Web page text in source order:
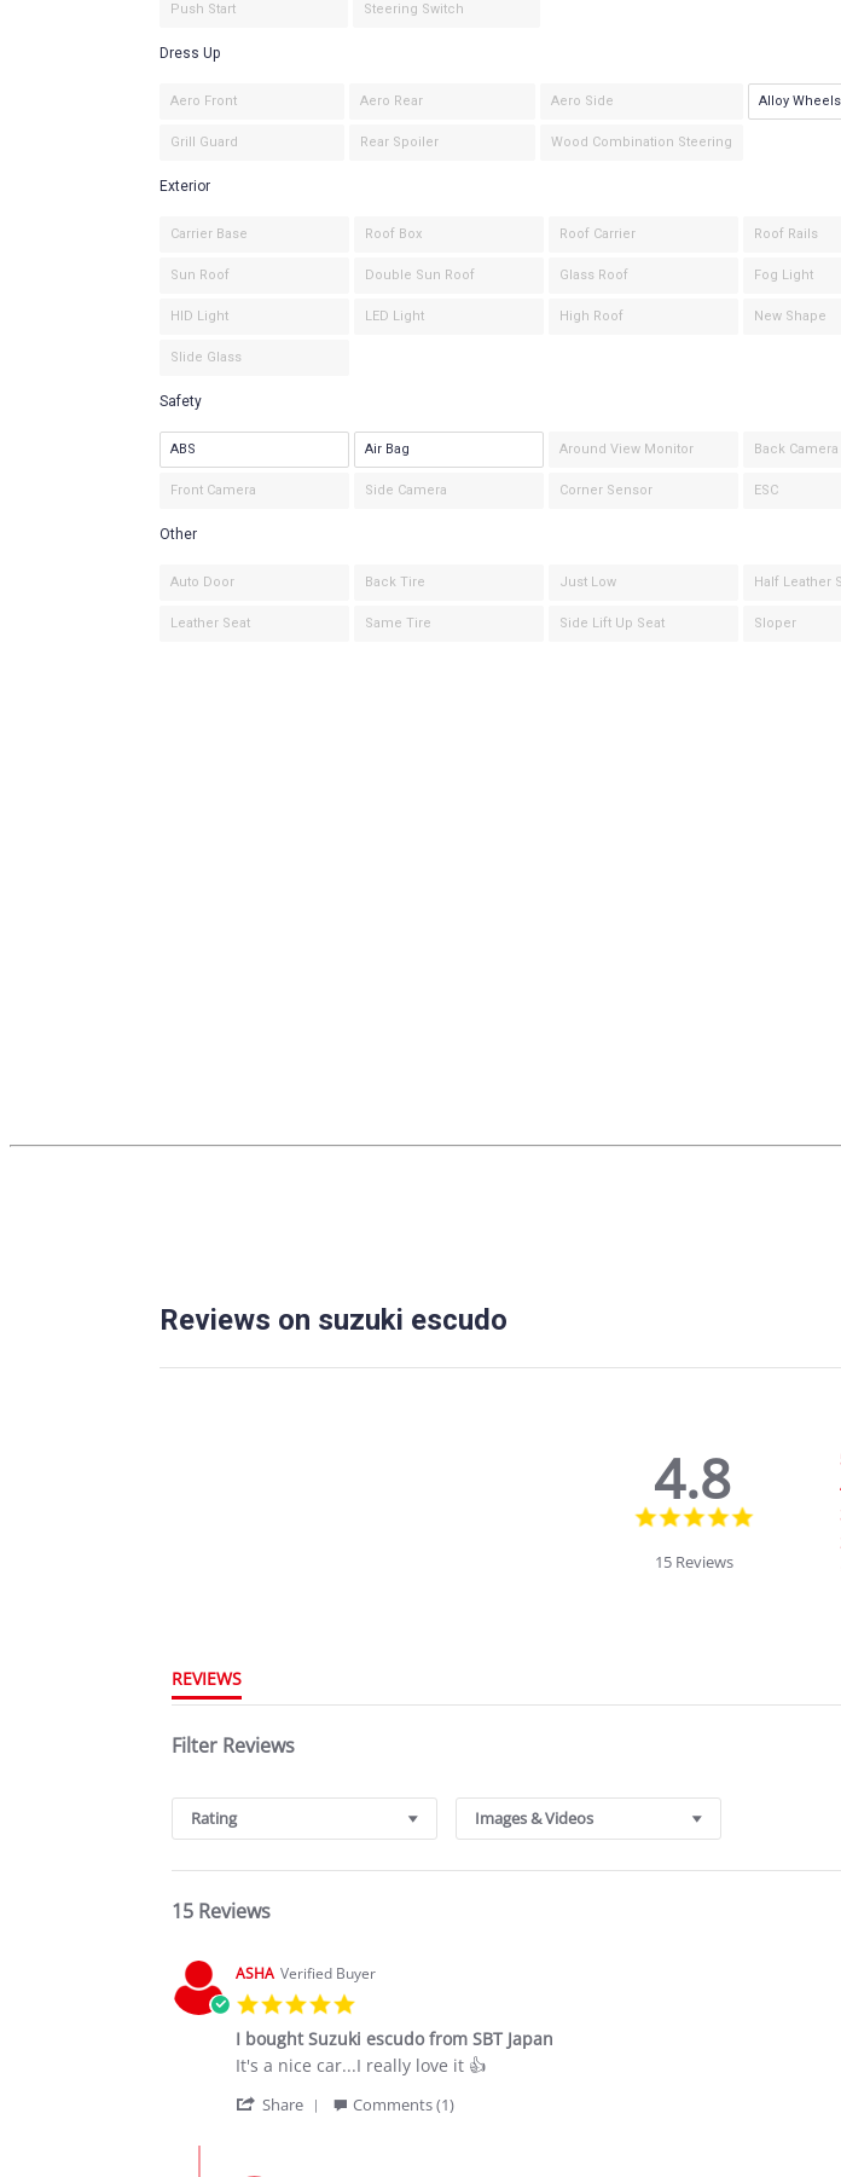
Push Start Steering Switch
Dress Up
Aero Front Aero Rear Aero Side Alloy Wheels
Grill Guard Rear Spoiler Wood Combination Steering
Exterior
Carrier Base Roof Box Roof Carrier Roof Rails
Sun Roof Double Sun Roof Glass Roof Fog Light
HID Light LED Light High Roof New Shape
Slide Glass
Safety
ABS Air Bag Around View Monitor Back Camera
Front Camera Side Camera Corner Sensor ESC
Other
Auto Door Back Tire Just Low Half Leather
Leather Seat Same Tire Side Lift Up Seat Sloper
Reviews on suzuki escudo
4.8
4.8
15 Reviews
REVIEWS
Filter Reviews
Rating Images & Videos
15 Reviews
ASHA Verified Buyer
rating
I bought Suzuki escudo from SBT Japan
Review
ASHA
review
I
It's a nice car...I really love it 👍
Share Comments (1)